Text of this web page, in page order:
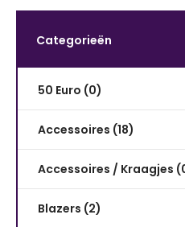
Categorieën
50 Euro (0)
Accessoires (18)
Accessoires / Kraagjes
Blazers (2)